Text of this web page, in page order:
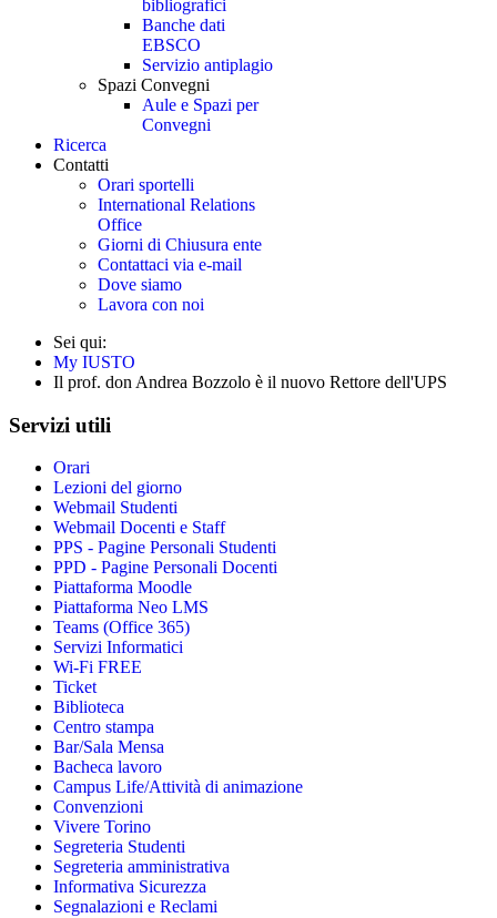
bibliografici
Banche dati
EBSCO
Servizio antiplagio
Spazi Convegni
Aule e Spazi per
Convegni
Ricerca
Contatti
Orari sportelli
International Relations
Office
Giorni di Chiusura ente
Contattaci via e-mail
Dove siamo
Lavora con noi
Sei qui:
My IUSTO
Il prof. don Andrea Bozzolo è il nuovo Rettore dell'UPS
Servizi utili
Orari
Lezioni del giorno
Webmail Studenti
Webmail Docenti e Staff
PPS - Pagine Personali Studenti
PPD - Pagine Personali Docenti
Piattaforma Moodle
Piattaforma Neo LMS
Teams (Office 365)
Servizi Informatici
Wi-Fi FREE
Ticket
Biblioteca
Centro stampa
Bar/Sala Mensa
Bacheca lavoro
Campus Life/Attività di animazione
Convenzioni
Vivere Torino
Segreteria Studenti
Segreteria amministrativa
Informativa Sicurezza
Segnalazioni e Reclami